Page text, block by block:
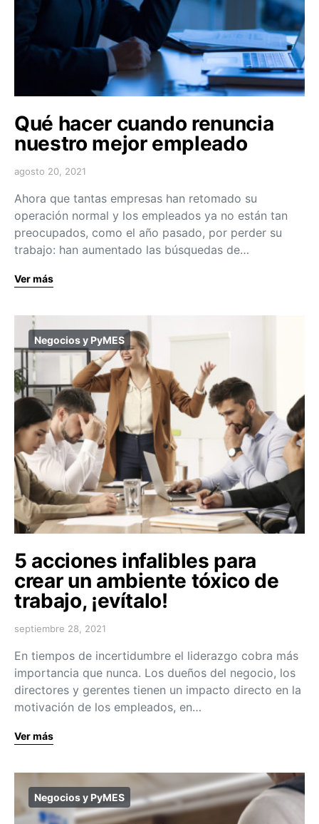
Qué hacer cuando renuncia
nuestro mejor empleado
agosto 20, 2021
Ahora que tantas empresas han retomado su
operación normal y los empleados ya no están tan
preocupados, como el año pasado, por perder su
trabajo: han aumentado las búsquedas de…
Ver más
Negocios y PyMES
5 acciones infalibles para
crear un ambiente tóxico de
trabajo, ¡evítalo!
septiembre 28, 2021
En tiempos de incertidumbre el liderazgo cobra más
importancia que nunca. Los dueños del negocio, los
directores y gerentes tienen un impacto directo en la
motivación de los empleados, en…
Ver más
Negocios y PyMES